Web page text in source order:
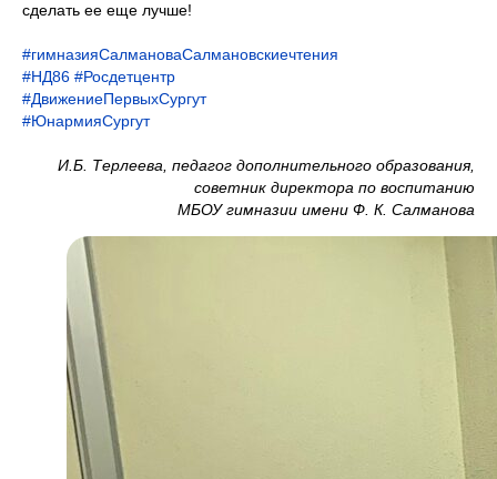
сделать ее еще лучше!
#гимназияСалмановаСалмановскиечтения
#НД86 #Росдетцентр
#ДвижениеПервыхСургут
#ЮнармияСургут
И.Б. Терлеева, педагог дополнительного образования,
советник директора по воспитанию
МБОУ гимназии имени Ф. К. Салманова